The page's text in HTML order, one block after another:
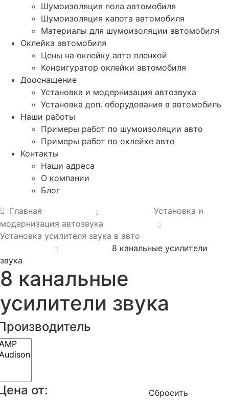
Шумоизоляция пола автомобиля
Шумоизоляция капота автомобиля
Материалы для шумоизоляции автомобиля
Оклейка автомобиля
Цены на оклейку авто пленкой
Конфигуратор оклейки автомобиля
Дооснащение
Установка и модернизация автозвука
Установка доп. оборудования в автомобиль
Наши работы
Примеры работ по шумоизоляции авто
Примеры работ по оклейке авто
Контакты
Наши адреса
О компании
Блог
Главная
Установка и
модернизация автозвука
Установка усилителя звука в авто
8 канальные усилители
звука
8 канальные
усилители звука
от: Сбросить